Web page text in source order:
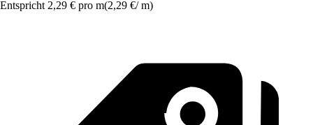
Entspricht 2,29 € pro m(2,29 €/ m)